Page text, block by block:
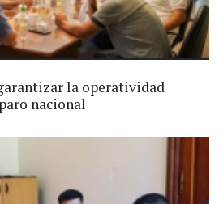
la operatividad
nacional